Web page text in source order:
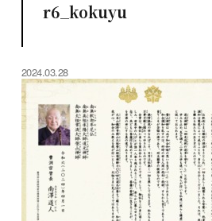
r6_kokuyu
2024.03.28